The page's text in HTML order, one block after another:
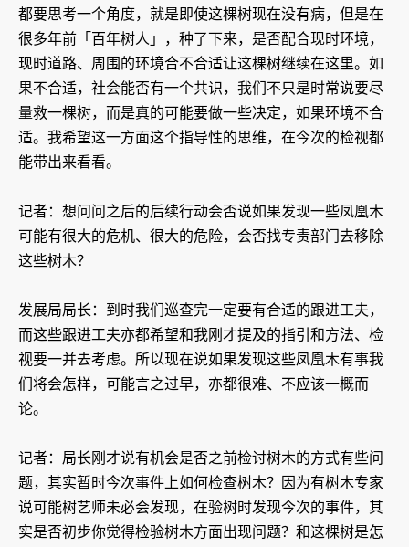
都要思考一个角度，就是即使这棵树现在没有病，但是在
很多年前「百年树人」，种了下来，是否配合现时环境，
现时道路、周围的环境合不合适让这棵树继续在这里。如
果不合适，社会能否有一个共识，我们不只是时常说要尽
量救一棵树，而是真的可能要做一些决定，如果环境不合
适。我希望这一方面这个指导性的思维，在今次的检视都
能带出来看看。
记者：想问问之后的后续行动会否说如果发现一些凤凰木
可能有很大的危机、很大的危险，会否找专责部门去移除
这些树木？
发展局局长：到时我们巡查完一定要有合适的跟进工夫，
而这些跟进工夫亦都希望和我刚才提及的指引和方法、检
视要一并去考虑。所以现在说如果发现这些凤凰木有事我
们将会怎样，可能言之过早，亦都很难、不应该一概而
论。
记者：局长刚才说有机会是否之前检讨树木的方式有些问
题，其实暂时今次事件上如何检查树木？因为有树木专家
说可能树艺师未必会发现，在验树时发现今次的事件，其
实是否初步你觉得检验树木方面出现问题？和这棵树是怎